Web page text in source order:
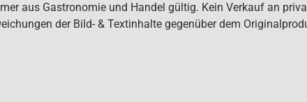
aus Gastronomie und Handel gültig. Kein Verkauf an
der Bild- & Textinhalte gegenüber dem